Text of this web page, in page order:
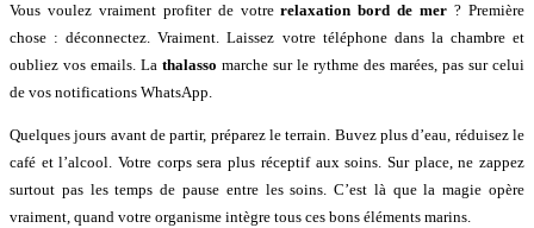
Vous voulez vraiment profiter de votrerelaxation bord de mer ? Première
chose : déconnectez. Vraiment. Laissez votre téléphone dans la chambre et
oubliez vos emails. La thalasso marche sur le rythme des marées, pas sur celui
de vos notifications WhatsApp.
Quelques jours avant de partir, préparez le terrain. Buvez plus d’eau, réduisez le
café et l’alcool. Votre corps sera plus réceptif aux soins. Sur place, ne zappez
surtout pas les temps de pause entre les soins. C’est là que la magie opère
vraiment, quand votre organisme intègre tous ces bons éléments marins.